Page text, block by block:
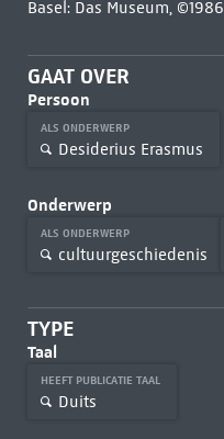
Basel: Das Museum, ©1986
GAAT OVER
Persoon
ALS ONDERWERP
Desiderius Erasmus
Onderwerp
ALS ONDERWERP
cultuurgeschiedenis
TYPE
Taal
HEEFT PUBLICATIE TAAL
Duits